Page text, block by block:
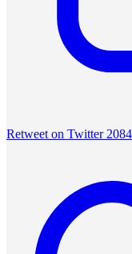
Retweet on Twitter